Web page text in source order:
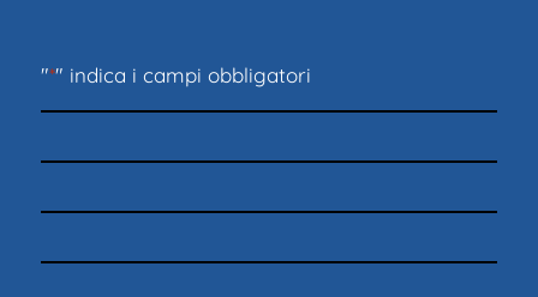
"*" indica i campi obbligatori